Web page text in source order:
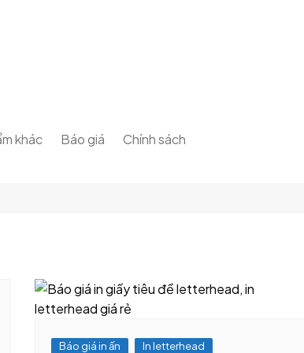
khác
– phiếu thu chi
in PP, Hiflex
Báo giá Chính sách
Điều Khoản Dịch Vụ
Chính Sách Bảo Mật
Privacy Policy
Báo giá in ấn In letterhead